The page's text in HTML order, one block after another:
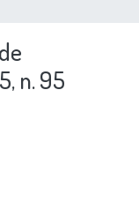
COMMUNITIES
&
COLLECTIONS
n. 95